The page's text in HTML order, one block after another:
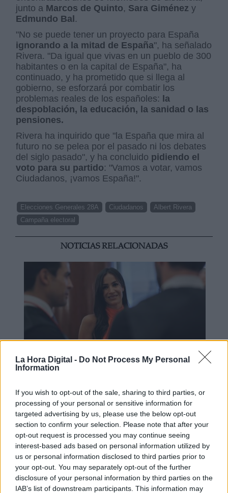
La Hora Digital - Do Not Process My Personal
Information
If you wish to opt-out of the sale, sharing to third parties, or
processing of your personal or sensitive information for
targeted advertising by us, please use the below opt-out
section to confirm your selection. Please note that after your
opt-out request is processed you may continue seeing
interest-based ads based on personal information utilized by
us or personal information disclosed to third parties prior to
your opt-out. You may separately opt-out of the further
disclosure of your personal information by third parties on the
IAB’s list of downstream participants. This information may
junto a Marcos de Quinto, Sara Giménezy
Edmundo Bal .
"No se puede tener un proyecto para España
ignorando a la mitad de España", ha señalado
Rivera. "Da igual que vivas en un pueblo de 300
habitantes o en la capital de España", ha
continuado, y ha prometido que si llega al
gobierno, se esforzará por combatir los
problemas reales de los españoles:
la
despoblación, la educación, la sanidad o las
pensiones.
Rivera ha inquirido que "la España que mira al
futuro no se pelea por el pasado ni los debates
del siglo pasado", y ha concluido pidiendo el
voto para su partido: "Vamos a votar, vamos
Ciudadanos, ¡vamos España!".
Elecciones Generales 28A Ciudadanos
Albert Rivera
Campaña electoral
NOTICIAS RELACIONADAS
Los líderes de Ciudadanos dicen
"No" al PP